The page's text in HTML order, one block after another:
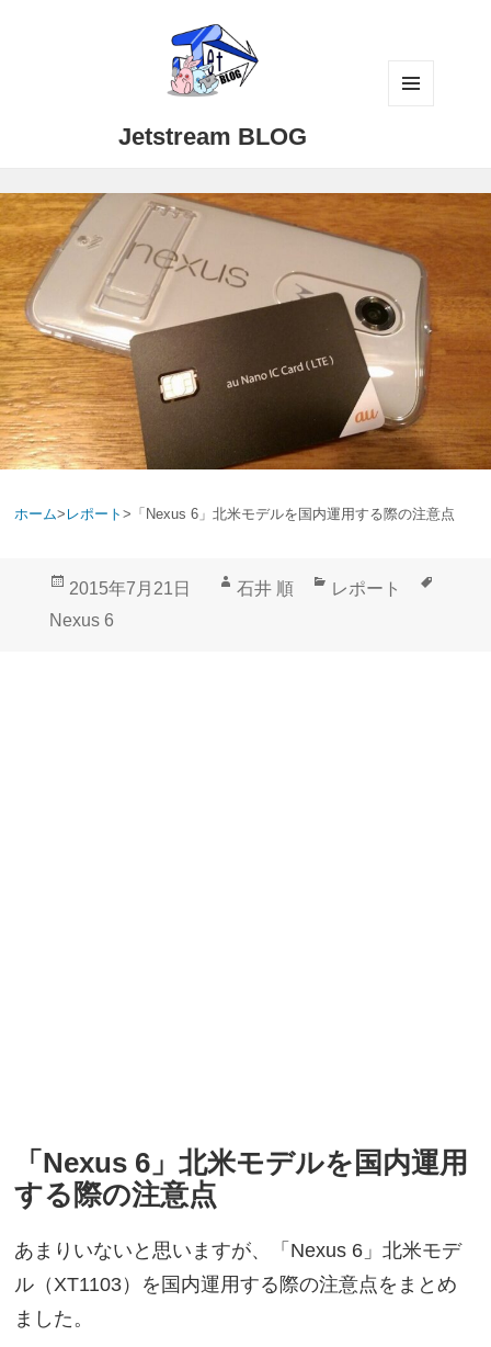
Jetstream BLOG
ホーム> レポート> 「Nexus 6」北米モデルを国内運用する際の注意点
投
稿
2015年7月21日
作
石井 順
カ
レポート
Nexus 6
「Nexus 6」北米モデルを国内運用
する際の注意点
あまりいないと思いますが、「Nexus 6」北米モデ
ル（XT1103）を国内運用する際の注意点をまとめ
ました。